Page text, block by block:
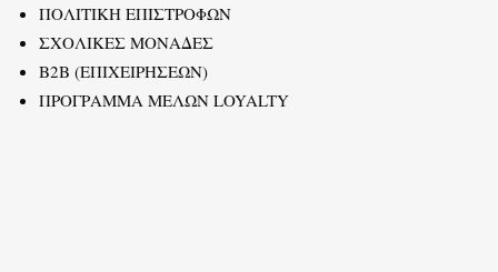
ΠΟΛΙΤΙΚΗ ΕΠΙΣΤΡΟΦΩΝ
ΣΧΟΛΙΚΕΣ ΜΟΝΑΔΕΣ
B2B (ΕΠΙΧΕΙΡΗΣΕΩΝ)
ΠΡΟΓΡΑΜΜΑ ΜΕΛΩΝ LOYALTY